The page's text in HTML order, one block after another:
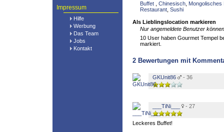
Impressum
Hilfe
Werbung
Das Team
Jobs
Kontakt
Buffet
Chinesisch Mongolisches
Restaurant Sushi
Als Lieblingslocation markieren
Nur angemeldete Benutzer
10 User haben Gourmet Tempel
markiert.
2 Bewertungen mit
GKUnit86 - 36
___TiNi___ - 27
Leckeres Buffet!